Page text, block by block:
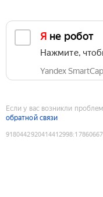
Я не робот
Нажмите,
Yandex
Если у вас возникли
обратной связи
9180442920414412998: